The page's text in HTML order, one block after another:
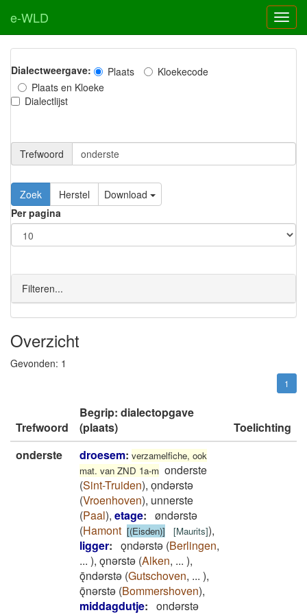
e-WLD
Dialectweergave: Plaats
Kloekecode
Plaats en Kloeke
Dialectlijst
Trefwoord
Download
Per pagina
Filteren...
Overzicht
Gevonden: 1
1
Trefwoord
Begrip: dialectopgave
(plaats)
Toelichting
onderste
droesem: verzamelfiche, ook
mat. van ZND 1a-m onderste
(Sint-Truiden), oͅndərstə
(Vroenhoven), unnerste
(Paal), etage: øndǝrstǝ
(Hamont [(Eisden)] [Maurits]),
ligger: ǫndǝrstǝ (Berlingen,
... ), ǫnǝrstǝ (Alken, ... ),
ǭndǝrstǝ (Gutschoven, ... ),
ǭnǝrstǝ (Bommershoven),
middagdutje: ondərstə